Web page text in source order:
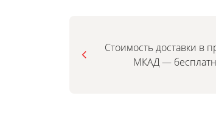
Стоимость доставки в
МКАД —